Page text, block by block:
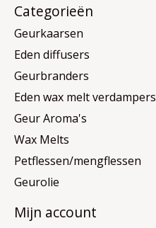
Categorieën
Geurkaarsen
Eden diffusers
Geurbranders
Eden wax melt verdampers
Geur Aroma's
Wax Melts
Petflessen/mengflessen
Geurolie
Mijn account